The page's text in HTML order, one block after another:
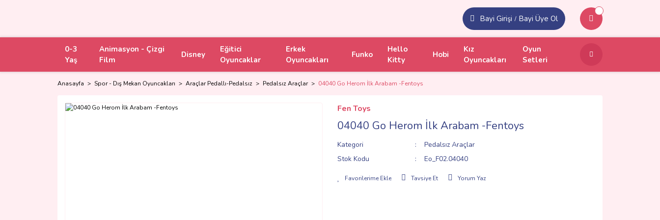
Bayi Girişi / Bayi Üye Ol
0-3
Yaş
Animasyon - Çizgi
Film
Disney
Eğitici
Oyuncaklar
Erkek
Oyuncakları
Funko
Hello
Kitty
Hobi
Kız
Oyuncakları
Oyun
Setleri
Anasayfa Spor - Dış Mekan Oyuncakları Araçlar Pedallı-Pedalsız Pedalsız Araçlar 04040 Go Herom İlk Arabam -Fentoys
Fen Toys
04040 Go Herom İlk Arabam -Fentoys
Kategori
Pedalsız Araçlar
Stok Kodu
Eo_F02.04040
Tavsiye Et Yorum Yaz